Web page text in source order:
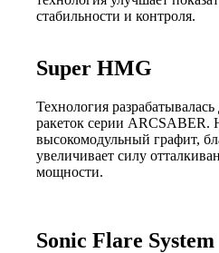
стабильности и контроля.
Super HMG
Технология разрабатывалась
ракеток серии ARCSABER.
высокомодульный графит,
увеличивает силу
мощности.
Sonic Flare System